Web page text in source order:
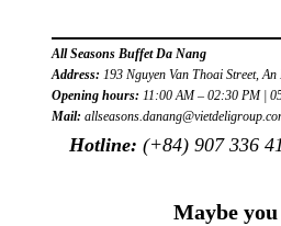
All Seasons Buffet Da Nang
Address:193 Nguyen Van Thoai Street,
Opening hours: 11:00 AM – 02:30 PM |
Mail:
Hotline:(+84) 907 336
Maybe